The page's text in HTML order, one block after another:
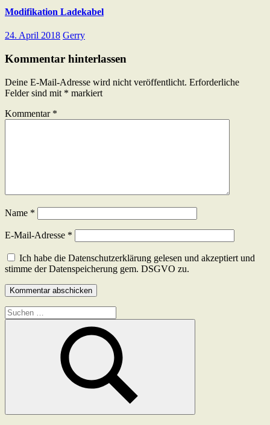
Modifikation Ladekabel
24. April 2018 Gerry
Kommentar hinterlassen
Deine E-Mail-Adresse wird nicht veröffentlicht. Erforderliche
Felder sind mit * markiert
Kommentar *
Name *
E-Mail-Adresse *
Ich habe die Datenschutzerklärung gelesen und akzeptiert und
stimme der Datenspeicherung gem. DSGVO zu.
Suchen
nach:
Suchen